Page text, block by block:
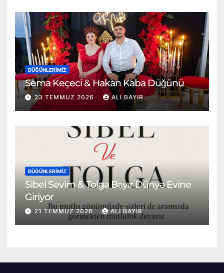
DÜĞÜNLERIMIZ
Sema Keçeci & Hakan Kaba Düğünü
23 TEMMUZ 2026 ALI BAYIR
DÜĞÜNLERIMIZ
Sibel Sevim & Tolga Bayır Dünya Evine
Giriyor
21 TEMMUZ 2026 ALI BAYIR